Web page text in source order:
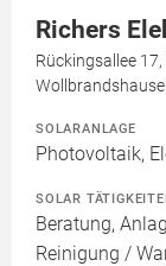
Richers
Rückingsallee
SOLARANLAGE
Photovoltaik,
SOLAR
Beratung,
Reinigung /